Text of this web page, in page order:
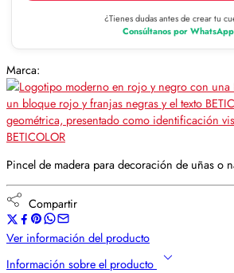
¿Tienes dudas antes de crear tu
Consúltanos por WhatsApp
Marca:
BETICOLOR
Pincel de madera para decoración de uñas o
Compartir
Ver información del producto
Información sobre el producto